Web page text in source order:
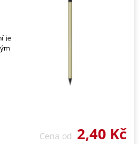
je
Cena od 2,40 Kč